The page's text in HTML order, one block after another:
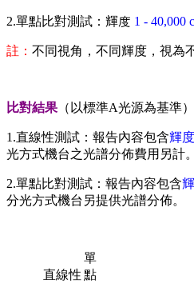
2.單點比對測試：輝度 1 - 40,000
註： 不同視角，不同輝度，視為
比對結果 （以標準A光源為基準）
1.直線性測試：報告內容包含輝度
光方式機台之光譜分佈費用另計。
2.單點比對測試：報告內容包含
分光方式機台另提供光譜分佈。
直線性
單
點